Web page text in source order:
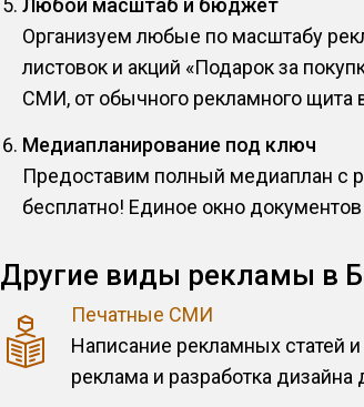
Любой масштаб и бюджет
Организуем любые по масштабу
листовок и акций «Подарок за
СМИ, от обычного рекламного щита
Медиапланирование под ключ
Предоставим полный медиаплан с
бесплатно! Единое окно
Другие виды рекламы в
Печатные СМИ
Написание рекламных
реклама и разработка дизайна